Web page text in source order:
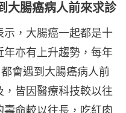
大腸癌病人前來求診
，大腸癌一起都是十
亦有上升趨勢，每年
會遇到大腸癌病人前
皆因醫療科技較以往
命較以往長，吃紅肉